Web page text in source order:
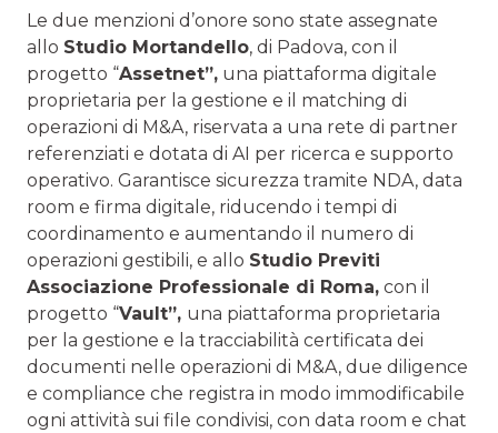
Le due menzioni d’onore sono state assegnate
allo Studio Mortandello, di Padova, con il
progetto “Assetnet”, una piattaforma digitale
proprietaria per la gestione e il matching di
operazioni di M&A, riservata a una rete di partner
referenziati e dotata di AI per ricerca e supporto
operativo. Garantisce sicurezza tramite NDA, data
room e firma digitale, riducendo i tempi di
coordinamento e aumentando il numero di
operazioni gestibili, e allo Studio Previti
Associazione Professionale di Roma, con il
progetto “Vault”, una piattaforma proprietaria
per la gestione e la tracciabilità certificata dei
documenti nelle operazioni di M&A, due diligence
e compliance che registra in modo immodificabile
ogni attività sui file condivisi, con data room e chat